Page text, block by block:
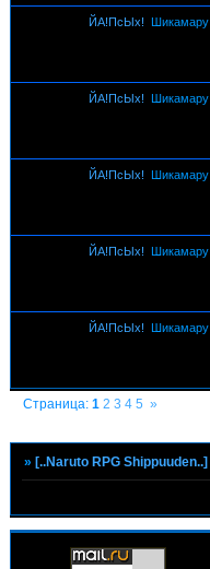
ЙА!ПсЫх!
Шикамару
ЙА!ПсЫх!
Шикамару
ЙА!ПсЫх!
Шикамару
ЙА!ПсЫх!
Шикамару
ЙА!ПсЫх!
Шикамару
Страница:1 2 3 4 5 »
»[..Naruto RPG Shippuuden..]